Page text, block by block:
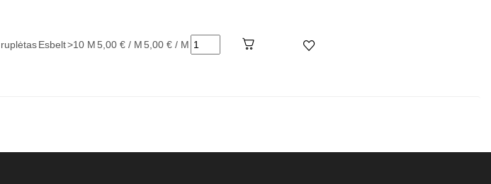
Esbelt>10 M5,00 € / M5,00 € / M